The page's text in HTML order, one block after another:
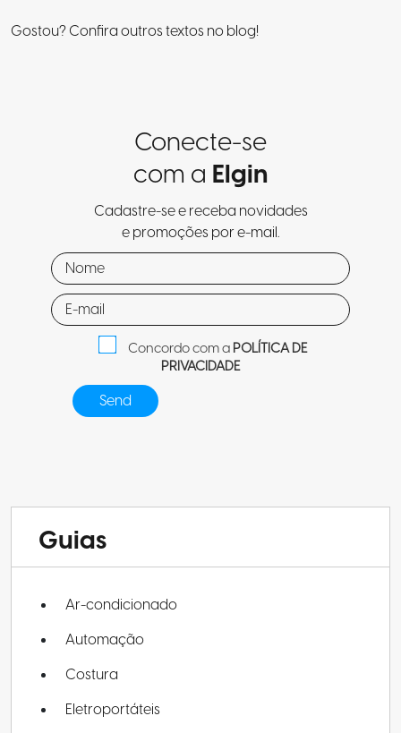
Gostou? Confira outros textos no blog!
Conecte-se
com a Elgin
Cadastre-se e receba novidades
e promoções por e-mail.
Concordo com aPOLÍTICA DE
PRIVACIDADE
Guias
Ar-condicionado
Automação
Costura
Eletroportáteis